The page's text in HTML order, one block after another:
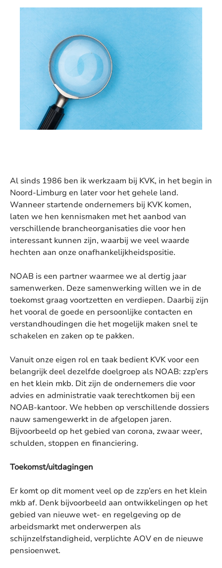
Al sinds 1986 ben ik werkzaam bij KVK, in het begin in
Noord-Limburg en later voor het gehele land.
Wanneer startende ondernemers bij KVK komen,
laten we hen kennismaken met het aanbod van
verschillende brancheorganisaties die voor hen
interessant kunnen zijn, waarbij we veel waarde
hechten aan onze onafhankelijkheidspositie.
NOAB is een partner waarmee we al dertig jaar
samenwerken. Deze samenwerking willen we in de
toekomst graag voortzetten en verdiepen. Daarbij zijn
het vooral de goede en persoonlijke contacten en
verstandhoudingen die het mogelijk maken snel te
schakelen en zaken op te pakken.
Vanuit onze eigen rol en taak bedient KVK voor een
belangrijk deel dezelfde doelgroep als NOAB: zzp’ers
en het klein mkb. Dit zijn de ondernemers die voor
advies en administratie vaak terechtkomen bij een
NOAB-kantoor. We hebben op verschillende dossiers
nauw samengewerkt in de afgelopen jaren.
Bijvoorbeeld op het gebied van corona, zwaar weer,
schulden, stoppen en financiering.
Toekomst/uitdagingen
Er komt op dit moment veel op de zzp’ers en het klein
mkb af. Denk bijvoorbeeld aan ontwikkelingen op het
gebied van nieuwe wet- en regelgeving op de
arbeidsmarkt met onderwerpen als
schijnzelfstandigheid, verplichte AOV en de nieuwe
pensioenwet.